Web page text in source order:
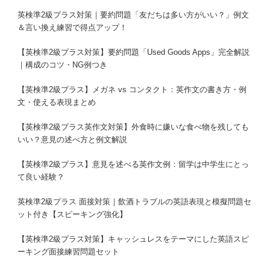
英検準2級プラス対策｜要約問題「友だちは多い方がいい？」例文
＆言い換え練習で得点アップ！
【英検準2級プラス対策】要約問題「Used Goods Apps」完全解説
｜構成のコツ・NG例つき
【英検準2級プラス】メガネ vs コンタクト：英作文の書き方・例
文・使える表現まとめ
【英検準2級プラス英作文対策】外食時に嫌いな食べ物を残しても
いい？意見の述べ方と例文解説
【英検準2級プラス】意見を述べる英作文例：留学は中学生にとっ
て良い経験？
英検準2級プラス 面接対策｜飲酒トラブルの英語表現と模擬問題セ
ット付き【スピーキング強化】
【英検準2級プラス対策】キャッシュレスをテーマにした英語スピ
ーキング面接練習問題セット